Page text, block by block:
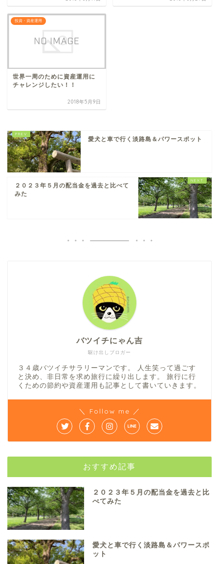
投資・資産運用
世界一周のために資産運用に
チャレンジしたい！！
2018年5月9日
愛犬と車で行く淡路島＆パワースポット
２０２３年５月の配当金を過去と比べて
みた
駆け出しブロガー
バツイチにゃん吉
３４歳バツイチサラリーマンです。 人生笑って過ごす
と決め、非日常を求め旅行に繰り出します。 旅行に行
くための節約や資産運用も記事として書いていきます。
＼ Follow me ／
おすすめ記事
２０２３年５月の配当金を過去と比
べてみた
愛犬と車で行く淡路島＆パワースポ
ット